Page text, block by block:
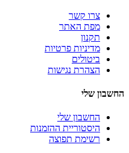
צרו קשר
מפת האתר
תקנון
מדיניות פרטיות
ביטולים
הצהרת נגישות
החשבון שלי
החשבון שלי
היסטוריית ההזמנות
רשימת תפוצה